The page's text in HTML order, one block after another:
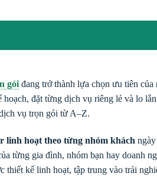
gói đang trở thành lựa chọn ưu tiên
đặt từng dịch vụ riêng lẻ và lo
vụ trọn gói từ A–Z.
linh hoạt theo từng nhóm khách
từng gia đình, nhóm bạn hay doanh
thiết kế linh hoạt, tập trung vào trải